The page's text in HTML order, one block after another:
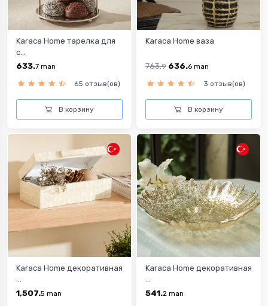
Karaca Home тарелка для
с...
633.7 man
65 отзыв(ов)
В корзину
Karaca Home ваза
763.9 636.6 man
3 отзыв(ов)
В корзину
Karaca Home декоративная
...
1,507.5 man
Karaca Home декоративная
...
541.2 man